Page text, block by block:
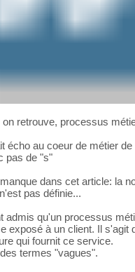
retrouve, processus
écho au coeur de métier
pas de "s"
dans cet article: la
pas définie...
admis qu'un processus
exposé à un client. Il s'agit
qui fournit ce service.
termes "vagues".